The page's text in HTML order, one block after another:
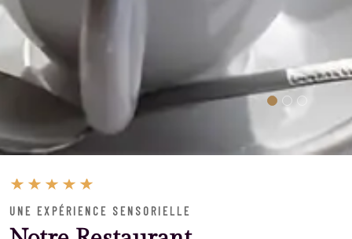
UNE EXPÉRIENCE SENSORIELLE